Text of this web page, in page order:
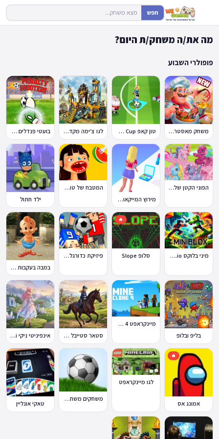
חפש
מה את/ה משחק/ת היום?
פופולרי השבוע
משחק מאסטר שף טון קאפ Toon Cup לגו צ'ימה מקדש האריות בועטי פנדלים Penalty Shooters
הפוני הקטן שלי: מסיבה בכפר
מירוץ המייקאובר Makeover Run
המטבח של טוקה בוקה
ילד חתול
מיני בלוקס Miniblox.io
🔥
סלופ Slope
פיזיקת כדורגל Soccer Physics
במבה בעקבות החטיף החטוף 2
בליפ ובלופ
מיינקראפט 4 קלון
סטאר סטייבל Star Stable Online
אינפיניטי ניקי Infinity Nikki
🔥
אמונג אס
לגו מיינקראפט
משחקים משחקי כדורגל במחשב וברשת
טאקי אונליין